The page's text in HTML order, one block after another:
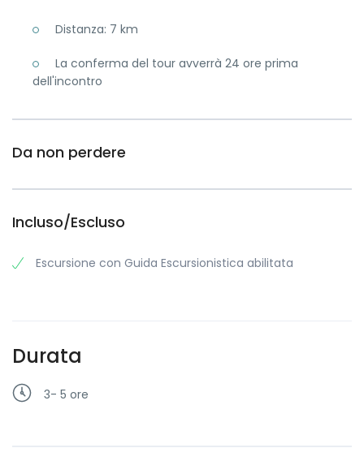
Distanza: 7 km
La conferma del tour avverrà 24 ore prima
dell'incontro
Da non perdere
Incluso/Escluso
Escursione con Guida Escursionistica abilitata
Durata
3- 5 ore